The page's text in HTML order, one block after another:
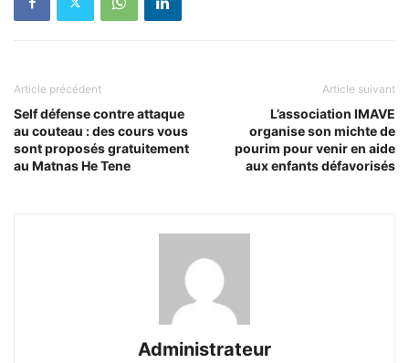
Article précédent
Self défense contre attaque
au couteau : des cours vous
sont proposés gratuitement
au Matnas He Tene
Article suivant
L’association IMAVE
organise son michte de
pourim pour venir en aide
aux enfants défavorisés
Administrateur